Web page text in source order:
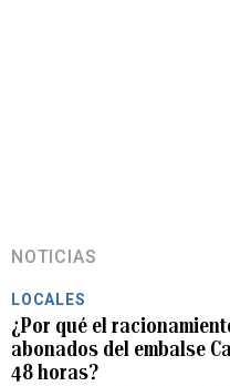
NOTICIAS
LOCALES
¿Por qué el
abonados del embalse
48 horas?